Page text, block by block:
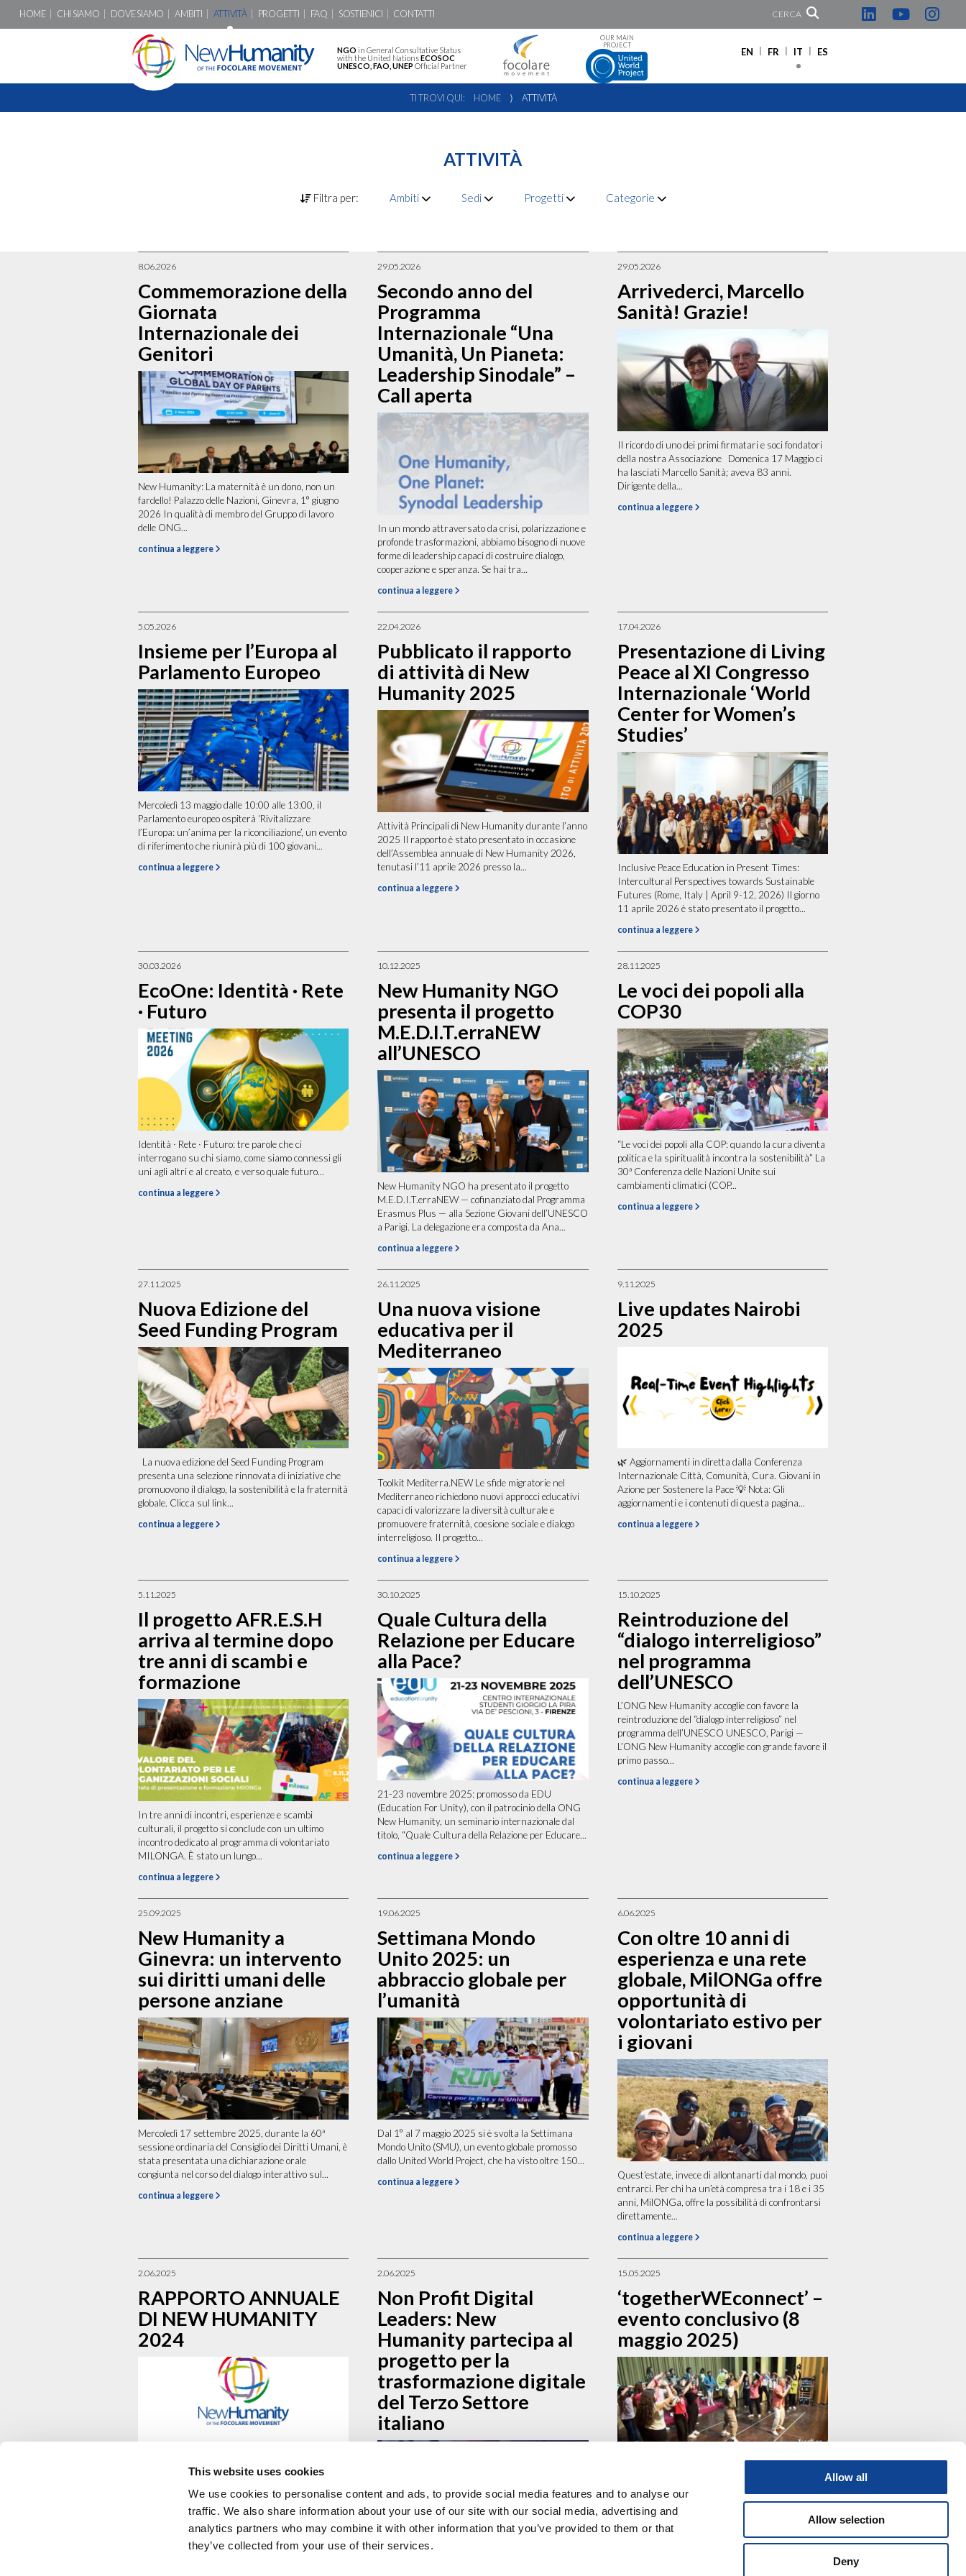
This website uses cookies
We use cookies to personalise content and ads, to provide social media features and to analyse our
traffic. We also share information about your use of our site with our social media, advertising and
analytics partners who may combine it with other information that you’ve provided to them or that
they’ve collected from your use of their services.
Allow all
Allow selection
Deny
HOME CHI SIAMO DOVE SIAMO AMBITI ATTIVITÀ PROGETTI FAQ SOSTIENICI CONTATTI CERCA
NGO in General Consultative Status
with the United NationsECOSOC
UNESCO, FAO, UNEP Official Partner
OUR MAIN
PROJECT
EN FR IT ES
TI TROVI QUI: HOME ⟩ ATTIVITÀ
ATTIVITÀ
Filtra per: Ambiti Sedi Progetti Categorie
8.06.2026
Commemorazione della
Giornata
Internazionale dei
Genitori
New Humanity: La maternità è un dono, non un
fardello! Palazzo delle Nazioni, Ginevra, 1° giugno
2026 In qualità di membro del Gruppo di lavoro
delle ONG...
continua a leggere
29.05.2026
Secondo anno del
Programma
Internazionale “Una
Umanità, Un Pianeta:
Leadership Sinodale” –
Call aperta
In un mondo attraversato da crisi, polarizzazione e
profonde trasformazioni, abbiamo bisogno di nuove
forme di leadership capaci di costruire dialogo,
cooperazione e speranza. Se hai tra...
continua a leggere
29.05.2026
Arrivederci, Marcello
Sanità! Grazie!
Il ricordo di uno dei primi firmatari e soci fondatori
della nostra Associazione Domenica 17 Maggio ci
ha lasciati Marcello Sanità; aveva 83 anni.
Dirigente della...
continua a leggere
5.05.2026
Insieme per l’Europa al
Parlamento Europeo
Mercoledì 13 maggio dalle 10:00 alle 13:00, il
Parlamento europeo ospiterà ‘Rivitalizzare
l’Europa: un’anima per la riconciliazione’, un evento
di riferimento che riunirà più di 100 giovani...
continua a leggere
22.04.2026
Pubblicato il rapporto
di attività di New
Humanity 2025
Attività Principali di New Humanity durante l’anno
2025 Il rapporto è stato presentato in occasione
dell’Assemblea annuale di New Humanity 2026,
tenutasi l’11 aprile 2026 presso la...
continua a leggere
17.04.2026
Presentazione di Living
Peace al XI Congresso
Internazionale ‘World
Center for Women’s
Studies’
Inclusive Peace Education in Present Times:
Intercultural Perspectives towards Sustainable
Futures (Rome, Italy | April 9-12, 2026) Il giorno
11 aprile 2026 è stato presentato il progetto...
continua a leggere
30.03.2026
EcoOne: Identità · Rete
· Futuro
Identità · Rete · Futuro: tre parole che ci
interrogano su chi siamo, come siamo connessi gli
uni agli altri e al creato, e verso quale futuro...
continua a leggere
10.12.2025
New Humanity NGO
presenta il progetto
M.E.D.I.T.erraNEW
all’UNESCO
New Humanity NGO ha presentato il progetto
M.E.D.I.T.erraNEW — cofinanziato dal Programma
Erasmus Plus — alla Sezione Giovani dell’UNESCO
a Parigi. La delegazione era composta da Ana...
continua a leggere
28.11.2025
Le voci dei popoli alla
COP30
“Le voci dei popoli alla COP: quando la cura diventa
politica e la spiritualità incontra la sostenibilità” La
30ª Conferenza delle Nazioni Unite sui
cambiamenti climatici (COP...
continua a leggere
27.11.2025
Nuova Edizione del
Seed Funding Program
La nuova edizione del Seed Funding Program
presenta una selezione rinnovata di iniziative che
promuovono il dialogo, la sostenibilità e la fraternità
globale. Clicca sul link...
continua a leggere
26.11.2025
Una nuova visione
educativa per il
Mediterraneo
Toolkit Mediterra.NEW Le sfide migratorie nel
Mediterraneo richiedono nuovi approcci educativi
capaci di valorizzare la diversità culturale e
promuovere fraternità, coesione sociale e dialogo
interreligioso. Il progetto...
continua a leggere
9.11.2025
Live updates Nairobi
2025
🌿 Aggiornamenti in diretta dalla Conferenza
Internazionale Città, Comunità, Cura. Giovani in
Azione per Sostenere la Pace 💡 Nota: Gli
aggiornamenti e i contenuti di questa pagina...
continua a leggere
5.11.2025
Il progetto AFR.E.S.H
arriva al termine dopo
tre anni di scambi e
formazione
In tre anni di incontri, esperienze e scambi
culturali, il progetto si conclude con un ultimo
incontro dedicato al programma di volontariato
MILONGA. È stato un lungo...
continua a leggere
30.10.2025
Quale Cultura della
Relazione per Educare
alla Pace?
21-23 novembre 2025: promosso da EDU
(Education For Unity), con il patrocinio della ONG
New Humanity, un seminario internazionale dal
titolo, “Quale Cultura della Relazione per Educare...
continua a leggere
15.10.2025
Reintroduzione del
“dialogo interreligioso”
nel programma
dell’UNESCO
L’ONG New Humanity accoglie con favore la
reintroduzione del “dialogo interreligioso” nel
programma dell’UNESCO UNESCO, Parigi —
L’ONG New Humanity accoglie con grande favore il
primo passo...
continua a leggere
25.09.2025
New Humanity a
Ginevra: un intervento
sui diritti umani delle
persone anziane
Mercoledì 17 settembre 2025, durante la 60ª
sessione ordinaria del Consiglio dei Diritti Umani, è
stata presentata una dichiarazione orale
congiunta nel corso del dialogo interattivo sul...
continua a leggere
19.06.2025
Settimana Mondo
Unito 2025: un
abbraccio globale per
l’umanità
Dal 1° al 7 maggio 2025 si è svolta la Settimana
Mondo Unito (SMU), un evento globale promosso
dallo United World Project, che ha visto oltre 150...
continua a leggere
6.06.2025
Con oltre 10 anni di
esperienza e una rete
globale, MilONGa offre
opportunità di
volontariato estivo per
i giovani
Quest’estate, invece di allontanarti dal mondo, puoi
entrarci. Per chi ha un’età compresa tra i 18 e i 35
anni, MilONGa, offre la possibilità di confrontarsi
direttamente...
continua a leggere
2.06.2025
RAPPORTO ANNUALE
DI NEW HUMANITY
2024
Il 2024 è stato per la ONG New Humanity un
facilitato il dialogo tra le culture, sostenendo la
continua a leggere
2.06.2025
Non Profit Digital
Leaders: New
Humanity partecipa al
progetto per la
trasformazione digitale
del Terzo Settore
italiano
15.05.2025
‘togetherWEconnect’ –
evento conclusivo (8
maggio 2025)
350 persone hanno riempito l’Auditorium del Terra
celebrare insieme la conclusione del primo anno del
progetto ‘togetherWEconnect’, progetto promosso...
continua a leggere